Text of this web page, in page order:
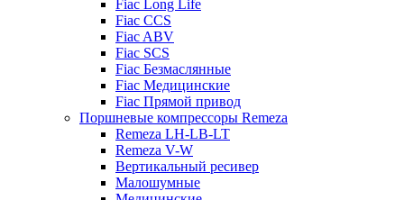
Fiac Long Life
Fiac CCS
Fiac ABV
Fiac SCS
Fiac Безмаслянные
Fiac Медицинские
Fiac Прямой привод
Поршневые компрессоры Remeza
Remeza LH-LB-LT
Remeza V-W
Вертикальный ресивер
Малошумные